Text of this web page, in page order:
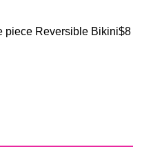
piece Reversible Bikini$8